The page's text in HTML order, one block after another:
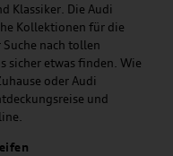
Klassiker. Die Audi
Kollektionen für die
nach tollen
sicher etwas finden. Wie
oder Audi
und